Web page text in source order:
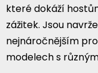
které dokáží
zážitek. Jsou
nejnáročnějším
modelech s